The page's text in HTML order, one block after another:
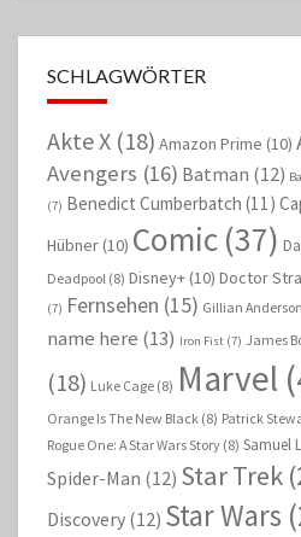
SCHLAGWÖRTER
Akte X (18) Amazon Prime (10)
Avengers (16) Batman (12)
(7) Benedict Cumberbatch (11)
Hübner (10) Comic (37)
Deadpool (8) Disney+ (10) Doctor
(7) Fernsehen (15) Gillian Anderson
name here (13) Iron Fist (7) James
(18) Luke Cage (8) Marvel
Orange Is The New Black (8) Patrick
Rogue One: A Star Wars Story (8) Samuel
Spider-Man (12) Star Trek
Discovery (12) Star Wars